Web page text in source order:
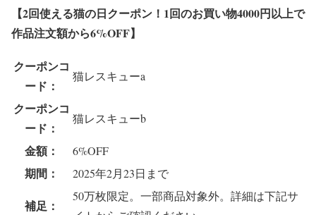
【2回使える猫の日クーポン！1回のお買い物4000円以上で
作品注文額から6%OFF】
クーポンコ
ード：
猫レスキューa
クーポンコ
ード：
猫レスキューb
金額： 6%OFF
期間： 2025年2月23日まで
補足：
50万枚限定。一部商品対象外。詳細は下記サ